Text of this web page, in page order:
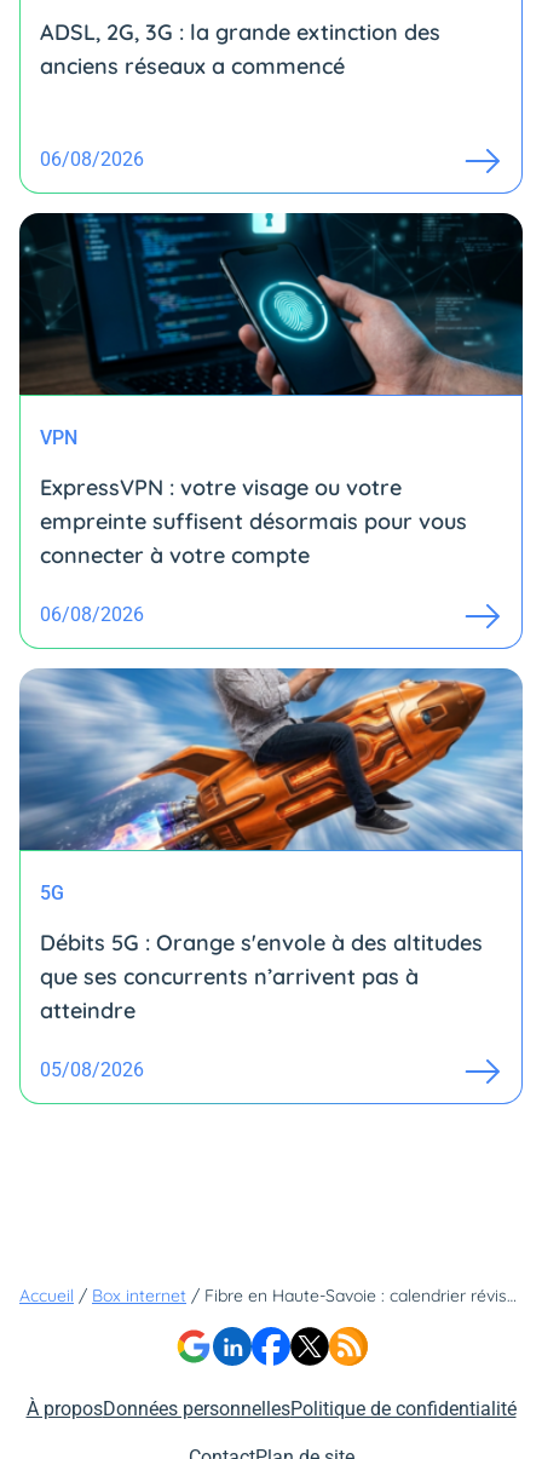
ADSL, 2G, 3G : la grande extinction des
anciens réseaux a commencé
06/08/2026
VPN
ExpressVPN : votre visage ou votre
empreinte suffisent désormais pour vous
connecter à votre compte
06/08/2026
5G
Débits 5G : Orange s'envole à des altitudes
que ses concurrents n’arrivent pas à
atteindre
05/08/2026
Accueil / Box internet / Fibre en Haute-Savoie : calendrier révisé en zone publique
À proposDonnées personnellesPolitique de confidentialité